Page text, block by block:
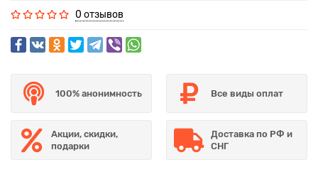
0 отзывов
100% анонимность Все виды оплат
Акции, скидки,
подарки
Доставка по РФ и
СНГ